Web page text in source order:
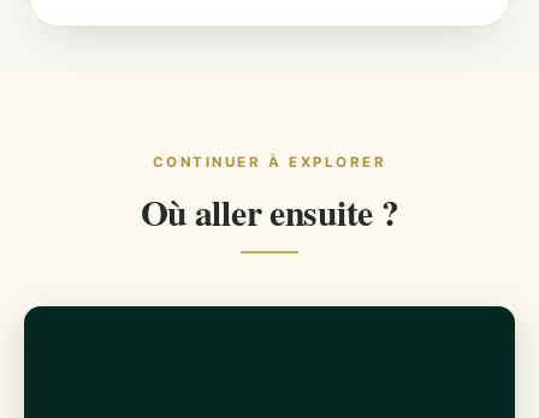
CONTINUER À EXPLORER
Où aller ensuite ?